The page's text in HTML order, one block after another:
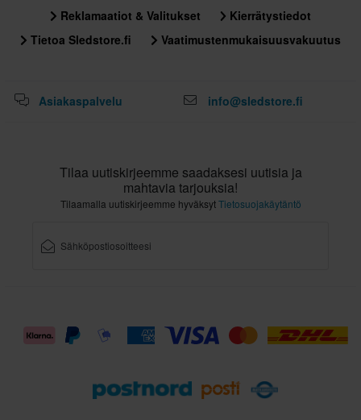
Reklamaatiot & Valitukset
Kierrätystiedot
Tietoa Sledstore.fi
Vaatimustenmukaisuusvakuutus
Asiakaspalvelu info@sledstore.fi
Tilaa uutiskirjeemme saadaksesi uutisia ja
mahtavia tarjouksia!
Tilaamalla uutiskirjeemme hyväksytTietosuojakäytäntö